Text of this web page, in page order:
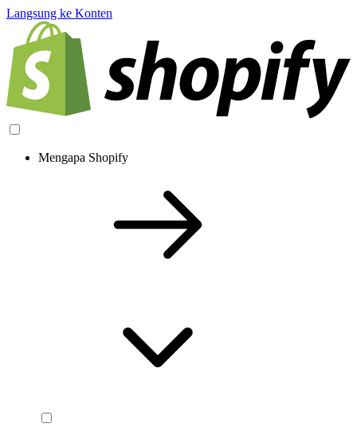
Langsung ke Konten
Mengapa Shopify